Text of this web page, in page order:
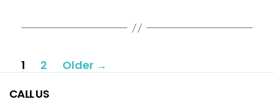
Posts
pagination
1 2 Older →
CALL US